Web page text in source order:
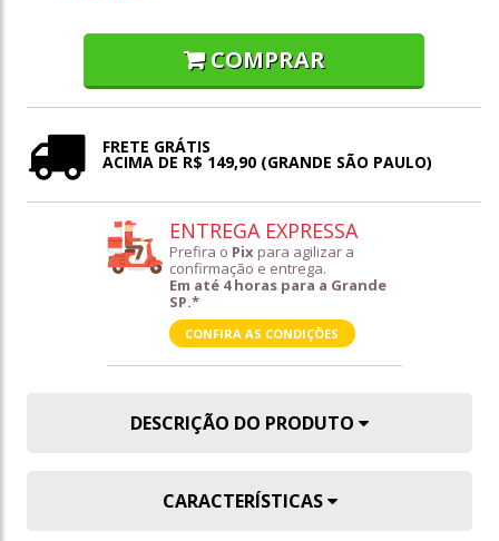
COMPRAR
FRETE GRÁTIS
ACIMA DE R$ 149,90 (GRANDE SÃO PAULO)
ENTREGA EXPRESSA
Prefira o Pix para agilizar a
confirmação e entrega.
Em até 4 horas para a Grande
SP.*
CONFIRA AS CONDIÇÕES
DESCRIÇÃO DO PRODUTO
CARACTERÍSTICAS